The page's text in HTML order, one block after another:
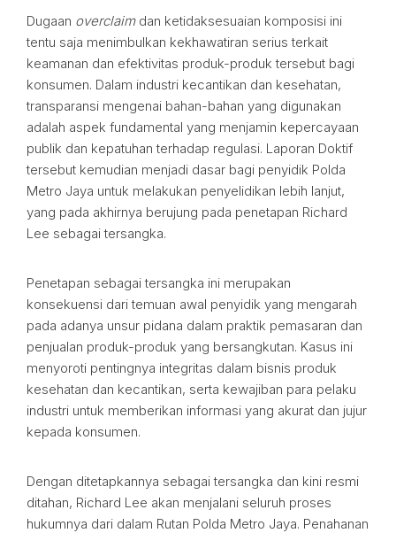
Dugaan overclaimdan ketidaksesuaian komposisi ini
tentu saja menimbulkan kekhawatiran serius terkait
keamanan dan efektivitas produk-produk tersebut bagi
konsumen. Dalam industri kecantikan dan kesehatan,
transparansi mengenai bahan-bahan yang digunakan
adalah aspek fundamental yang menjamin kepercayaan
publik dan kepatuhan terhadap regulasi. Laporan Doktif
tersebut kemudian menjadi dasar bagi penyidik Polda
Metro Jaya untuk melakukan penyelidikan lebih lanjut,
yang pada akhirnya berujung pada penetapan Richard
Lee sebagai tersangka.
Penetapan sebagai tersangka ini merupakan
konsekuensi dari temuan awal penyidik yang mengarah
pada adanya unsur pidana dalam praktik pemasaran dan
penjualan produk-produk yang bersangkutan. Kasus ini
menyoroti pentingnya integritas dalam bisnis produk
kesehatan dan kecantikan, serta kewajiban para pelaku
industri untuk memberikan informasi yang akurat dan jujur
kepada konsumen.
Dengan ditetapkannya sebagai tersangka dan kini resmi
ditahan, Richard Lee akan menjalani seluruh proses
hukumnya dari dalam Rutan Polda Metro Jaya. Penahanan